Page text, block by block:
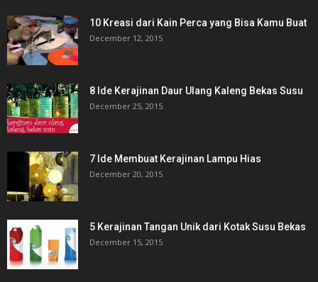
10 Kreasi dari Kain Perca yang Bisa Kamu Buat
December 12, 2015
8 Ide Kerajinan Daur Ulang Kaleng Bekas Susu
December 25, 2015
7 Ide Membuat Kerajinan Lampu Hias
December 20, 2015
5 Kerajinan Tangan Unik dari Kotak Susu Bekas
December 15, 2015